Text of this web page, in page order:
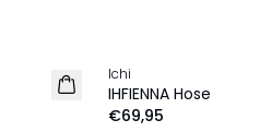
NEU
Ichi
IHFIENNA Hose
€69,95